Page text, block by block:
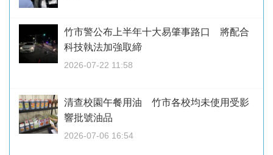
竹市警公布上半年十大易肇事路口 將配合
科技執法加強取締
2026-07-22 11:58
清查校園午餐用油 竹市各校均未使用受影
響批號油品
2026-07-06 16:54